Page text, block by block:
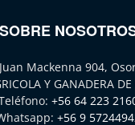
SOBRE
Mackenna 904,
Y GANADERA
+56 64 223
+56 9